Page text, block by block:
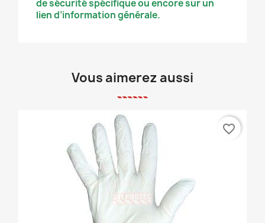
de sécurité spécifique ou encore sur un
lien d’information générale.
Vous aimerez aussi
favorite_border